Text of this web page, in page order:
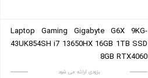
Laptop Gaming Gigabyte G6X 9KG-
43UK854SH i7 13650HX 16GB 1TB SSD
8GB RTX4060
بزودی ارائه می شود